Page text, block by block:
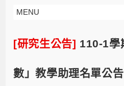
MENU
[研究生公告] 110-1學
數」教學助理名單公告